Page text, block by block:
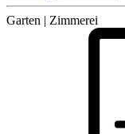
Garten | Zimmerei